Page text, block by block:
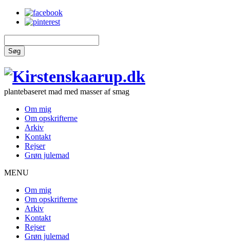
Søg
plantebaseret mad med masser af smag
Om mig
Om opskrifterne
Arkiv
Kontakt
Rejser
Grøn julemad
MENU
Om mig
Om opskrifterne
Arkiv
Kontakt
Rejser
Grøn julemad